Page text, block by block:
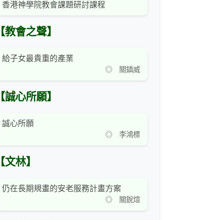
香港神學院教會課題研討課程
【教會之聲】
給子女最貴重的產業
◎ 關鎮威
【誠心所願】
誠心所願
◎ 李鴻標
【文林】
仍在長期規畫的安老服務計畫方案
◎ 關銳煊